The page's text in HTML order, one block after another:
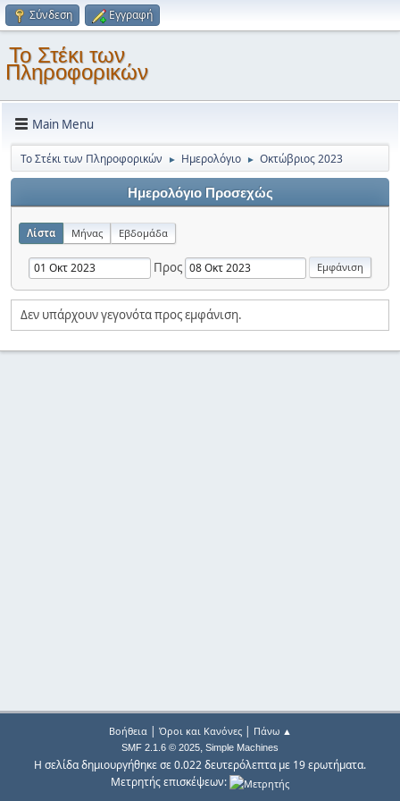
Σύνδεση Εγγραφή
Το Στέκι των
Πληροφορικών
Main Menu
Το Στέκι των Πληροφορικών ► Ημερολόγιο ► Οκτώβριος 2023
Ημερολόγιο Προσεχώς
Λίστα Μήνας Εβδομάδα
Προς
Δεν υπάρχουν γεγονότα προς εμφάνιση.
Βοήθεια| Όροι και Κανόνες| Πάνω ▲
SMF 2.1.6 © 2025, Simple Machines
Η σελίδα δημιουργήθηκε σε 0.022 δευτερόλεπτα με 19 ερωτήματα.
Μετρητής επισκέψεων: